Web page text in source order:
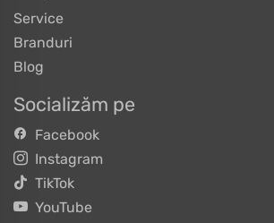
Service
Branduri
Blog
Socializăm pe
Facebook
Instagram
TikTok
YouTube